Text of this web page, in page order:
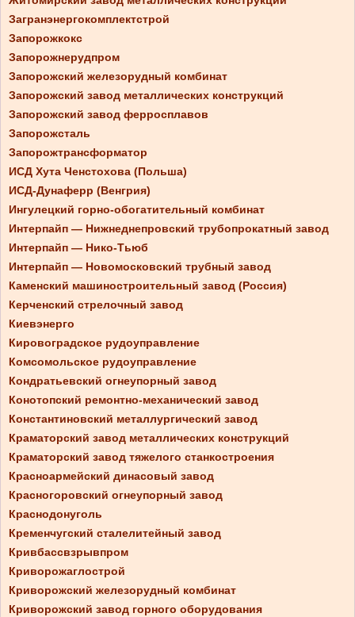
Загранэнергокомплектстрой
Запорожкокс
Запорожнерудпром
Запорожский железорудный комбинат
Запорожский завод металлических конструкций
Запорожский завод ферросплавов
Запорожсталь
Запорожтрансформатор
ИСД Хута Ченстохова (Польша)
ИСД-Дунаферр (Венгрия)
Ингулецкий горно-обогатительный комбинат
Интерпайп — Нижнеднепровский трубопрокатный завод
Интерпайп — Нико-Тьюб
Интерпайп — Новомосковский трубный завод
Каменский машиностроительный завод (Россия)
Керченский стрелочный завод
Киевэнерго
Кировоградское рудоуправление
Комсомольское рудоуправление
Кондратьевский огнеупорный завод
Конотопский ремонтно-механический завод
Константиновский металлургический завод
Краматорский завод металлических конструкций
Краматорский завод тяжелого станкостроения
Красноармейский динасовый завод
Красногоровский огнеупорный завод
Краснодонуголь
Кременчугский сталелитейный завод
Кривбассвзрывпром
Криворожаглострой
Криворожский железорудный комбинат
Криворожский завод горного оборудования